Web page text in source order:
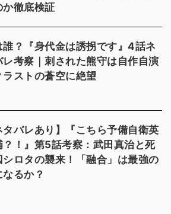
か徹底検証
誰？『身代金は誘拐です』4話ネ
レ考察｜刺された熊守は自作自演
ラストの蒼空に絶望
タバレあり】『こちら予備自衛英
？！』第5話考察：武田真治と死
シロタの襲来！「融合」は最強の
なるか？